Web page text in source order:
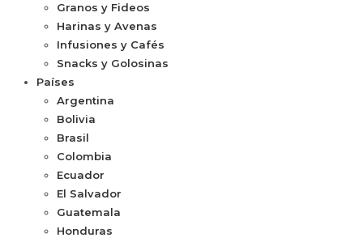
Granos y Fideos
Harinas y Avenas
Infusiones y Cafés
Snacks y Golosinas
Países
Argentina
Bolivia
Brasil
Colombia
Ecuador
El Salvador
Guatemala
Honduras